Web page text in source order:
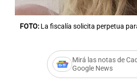
FOTO: La fiscalía solicita perpetua
Mirá las notas de
Google News